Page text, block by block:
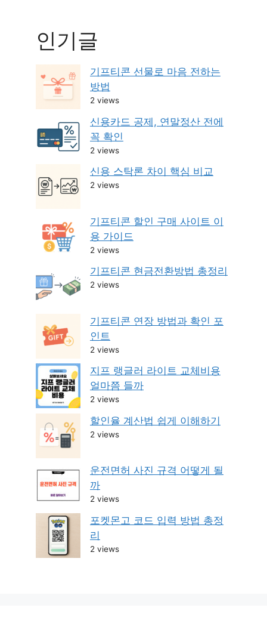
인기글
기프티콘 선물로 마음 전하는
방법
2 views
신용카드 공제, 연말정산 전에
꼭 확인
2 views
신용 스탁론 차이 핵심 비교
2 views
기프티콘 할인 구매 사이트 이
용 가이드
2 views
기프티콘 현금전환방법 총정리
2 views
기프티콘 연장 방법과 확인 포
인트
2 views
지프 랭글러 라이트 교체비용
얼마쯤 들까
2 views
할인율 계산법 쉽게 이해하기
2 views
운전면허 사진 규격 어떻게 될
까
2 views
포켓몬고 코드 입력 방법 총정
리
2 views